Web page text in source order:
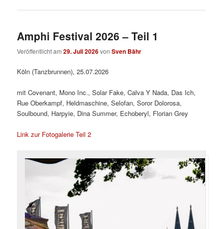
Amphi Festival 2026 – Teil 1
Veröffentlicht am29. Juli 2026vonSven Bähr
Köln (Tanzbrunnen), 25.07.2026
mit Covenant, Mono Inc., Solar Fake, Calva Y Nada, Das Ich,
Rue Oberkampf, Heldmaschine, Selofan, Soror Dolorosa,
Soulbound, Harpyie, Dina Summer, Echoberyl, Florian Grey
Link zur Fotogalerie Teil 2